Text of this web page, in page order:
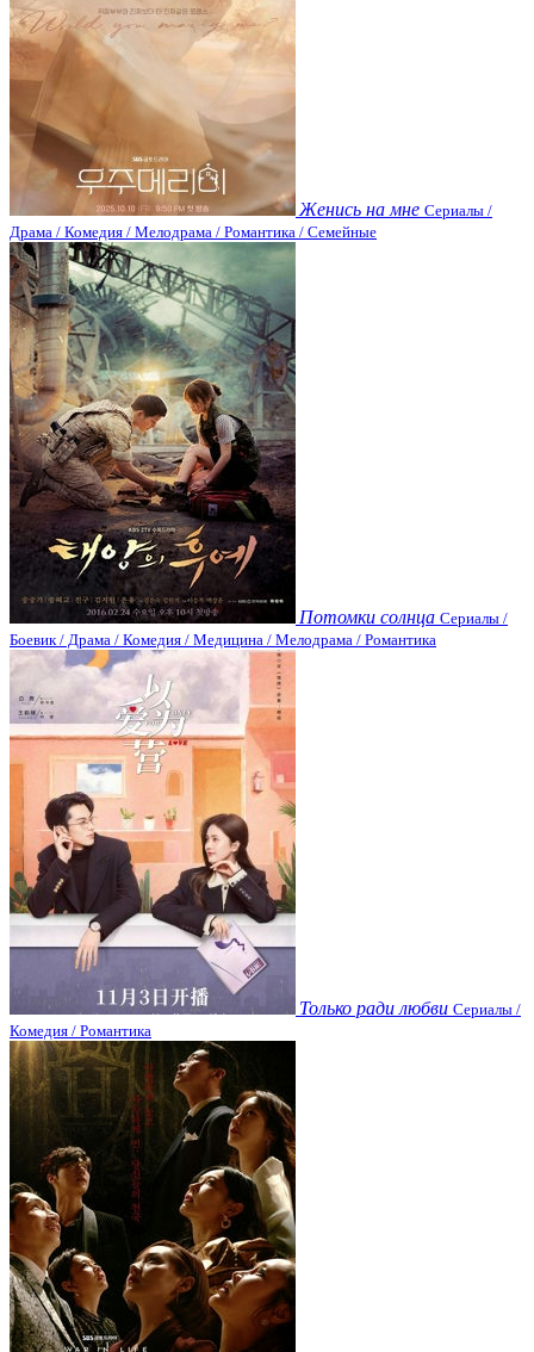
Женись на мне Сериалы /
Драма / Комедия / Мелодрама / Романтика / Семейные
Потомки солнца Сериалы /
Боевик / Драма / Комедия / Медицина / Мелодрама / Романтика
Только ради любви Сериалы /
Комедия / Романтика